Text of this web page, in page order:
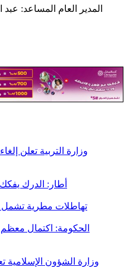
وزارة التربية تعلن
أطار: الدرك يفكك
تهاطلات مطرية
الحكومة: اكتمال معظم
وزارة الشؤون الإسلامية